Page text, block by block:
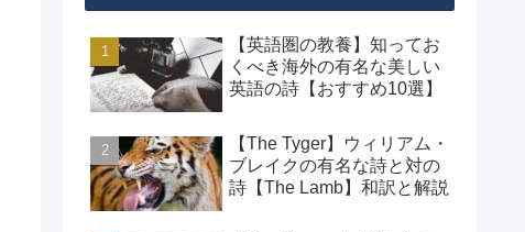
【英語圏の教養】知ってお
くべき海外の有名な美しい
英語の詩【おすすめ10選】
【The Tyger】ウィリアム・
ブレイクの有名な詩と対の
詩【The Lamb】和訳と解説